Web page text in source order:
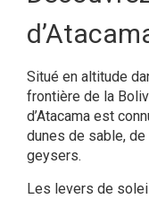
Situé en altitude
frontière de la
d’Atacama est
dunes de sable,
geysers.
Les levers de